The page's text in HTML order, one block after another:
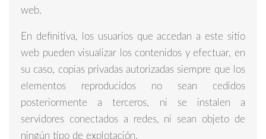
web.
En definitiva, los usuarios que accedan a este sitio
web pueden visualizar los contenidos y efectuar, en
su caso, copias privadas autorizadas siempre que los
elementos reproducidos no sean cedidos
posteriormente a terceros, ni se instalen a
servidores conectados a redes, ni sean objeto de
ningún tipo de explotación.